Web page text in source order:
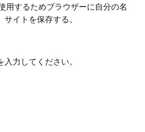
用するためブラウザーに自分の名
イトを保存する。
入力してください。